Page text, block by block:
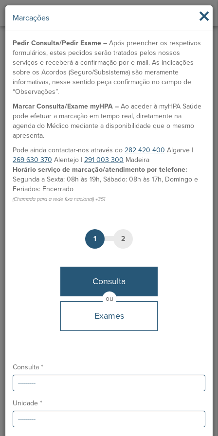
×
Marcações
Pedir Consulta/Pedir Exame – Após preencher os respetivos
formulários, estes pedidos serão tratados pelos nossos
serviços e receberá a confirmação por e-mail. As indicações
sobre os Acordos (Seguro/Subsistema) são meramente
informativas, nesse sentido peça confirmação no campo de
“Observações”.
Marcar Consulta/Exame myHPA – Ao aceder à myHPA Saúde
pode efetuar a marcação em tempo real, diretamente na
agenda do Médico mediante a disponibilidade que o mesmo
apresenta.
Pode ainda contactar-nos através do 282 420 400 Algarve |
269 630 370 Alentejo | 291 003 300 Madeira
Horário serviço de marcação/atendimento por telefone:
Segunda a Sexta: 08h às 19h, Sábado: 08h às 17h, Domingo e
Feriados: Encerrado
(Chamada para a rede fixa nacional) +351
1 2
ou
Consulta
Exames
Consulta *
Unidade *
Dr. Gustavo Vinagre
Médico
MARCAÇÃO
Unidades HPA
Hospital CUF Alvor
55572